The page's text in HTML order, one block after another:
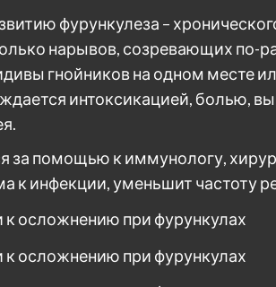
фурункулеза –
нарывов, созревающих по-
гнойников на одном месте
интоксикацией, болью,
за помощью к иммунологу,
к инфекции, уменьшит частоту